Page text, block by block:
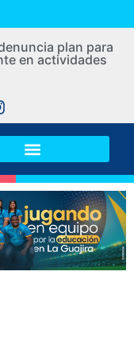
plan para
en actividades